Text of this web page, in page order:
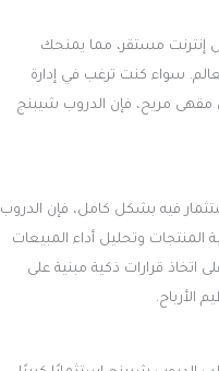
إنترنت مستقر، مما يمنحك
سواء كنت ترغب في إدارة
مقهى مريح، فإن الدروب شيبنج
فيه بشكل كامل، فإن الدروب
المنتجات وتحليل أداء المبيعات
اتخاذ قرارات ذكية مبنية على
الأرباح.